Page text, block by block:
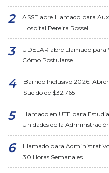
ASSE abre Llamado para
Hospital Pereira Rossell
UDELAR abre Llamado
Cómo Postularse
Barrido Inclusivo 2026:
Sueldo de $32.765
Llamado en UTE para
Unidades de la
Llamado para
30 Horas Semanales